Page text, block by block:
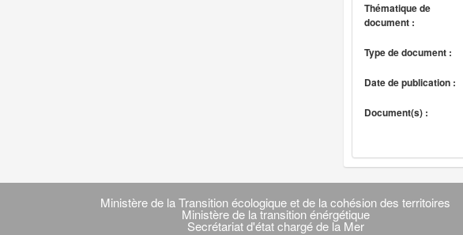
Thématique de
document :
Type de document :
Date de publication :
Document(s) :
Navigation
transverseMinistère de la Transition écologique et de la cohésion des territoires
Ministère de la transition énérgétique
Secrétariat d'état chargé de la Mer